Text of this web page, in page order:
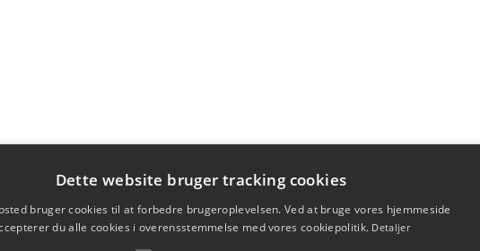
Dette website bruger tracking cookies
bruger cookies til at forbedre brugeroplevelsen. Ved at bruge vores hjemmeside
du alle cookies i overensstemmelse med vores cookiepolitik. Detaljer